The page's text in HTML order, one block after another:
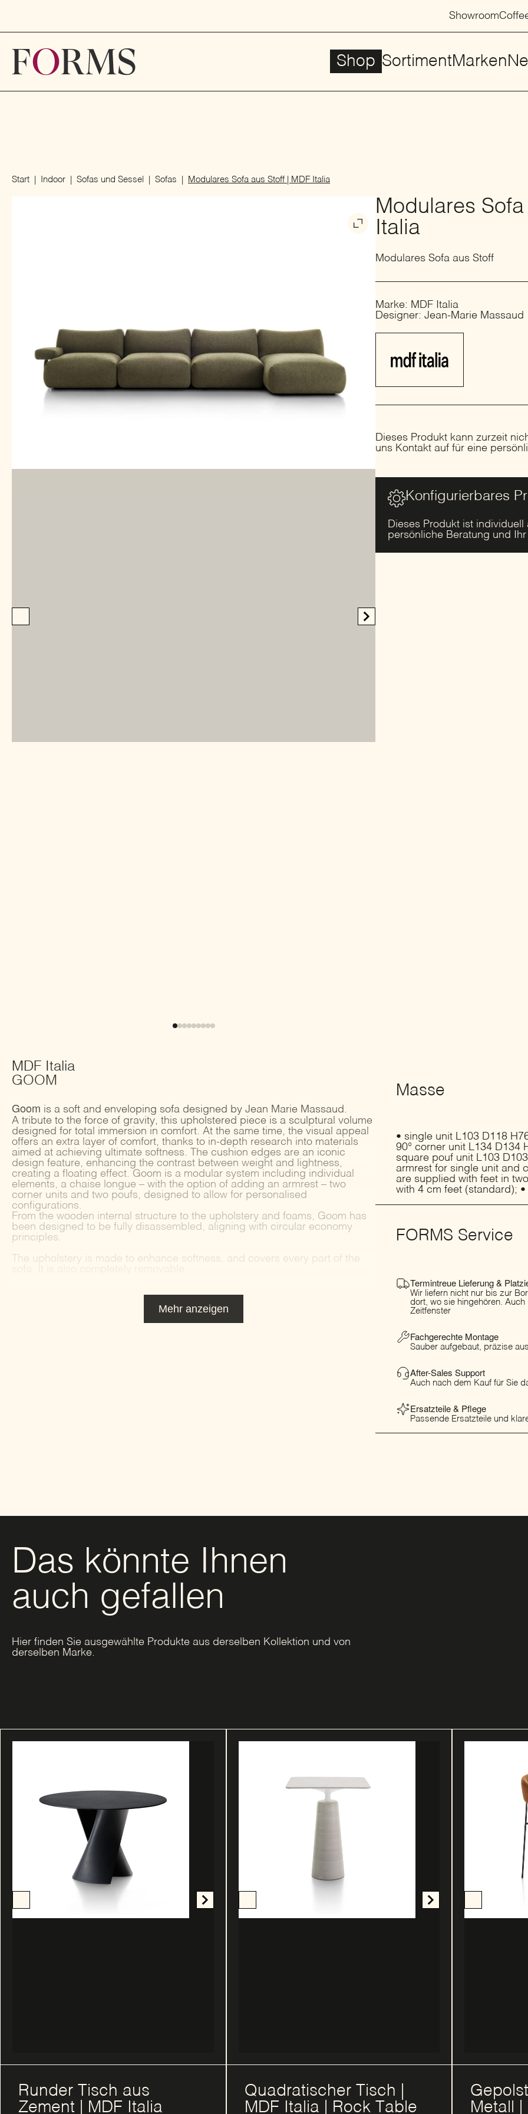
Showroom
Shop SortimentMarken
Start Indoor Sofas und Sessel Sofas Modulares Sofa aus Stoff | MDF Italia
Modulares
Italia
Modulares Sofa aus Stoff
Marke: MDF Italia
Designer: Jean-Marie Massaud
Dieses Produkt kann zurzeit
uns Kontakt auf für eine
Konfigurierbares
Dieses Produkt ist
persönliche Beratung und
MDF Italia
GOOM
Goom is a soft and enveloping sofa designed by Jean Marie Massaud.
A tribute to the force of gravity, this upholstered piece is a sculptural volume
designed for total immersion in comfort. At the same time, the visual appeal
offers an extra layer of comfort, thanks to in-depth research into materials
aimed at achieving ultimate softness. The cushion edges are an iconic
design feature, enhancing the contrast between weight and lightness,
creating a floating effect. Goom is a modular system including individual
elements, a chaise longue – with the option of adding an armrest – two
corner units and two poufs, designed to allow for personalised
configurations.
From the wooden internal structure to the upholstery and foams, Goom has
been designed to be fully disassembled, aligning with circular economy
principles.
The upholstery is made to enhance softness, and covers every part of the
Mehr anzeigen
Masse
• single unit L103 D118
90° corner unit L134 D134
square pouf unit L103
armrest for single unit and
are supplied with feet in
with 4 cm feet (standard);
FORMS Service
Termintreue Lieferung &
Wir liefern nicht nur bis zur
dort, wo sie hingehören.
Zeitfenster
Fachgerechte Montage
Sauber aufgebaut, präzise
After-Sales Support
Auch nach dem Kauf für Sie
Ersatzteile & Pflege
Passende Ersatzteile und
Das könnte Ihnen
auch gefallen
Hier finden Sie ausgewählte Produkte aus derselben Kollektion und von
derselben Marke.
Runder Tisch aus
Zement | MDF Italia
Quadratischer Tisch |
MDF Italia | Rock Table
Metall